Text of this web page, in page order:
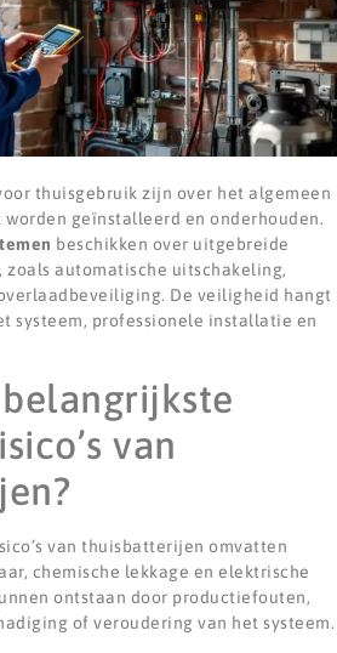
thuisgebruik zijn over het algemeen
geïnstalleerd en onderhouden.
beschikken over uitgebreide
automatische uitschakeling,
De veiligheid hangt
systeem, professionele installatie en
van
van thuisbatterijen omvatten
chemische lekkage en elektrische
ontstaan door productiefouten,
of veroudering van het systeem.